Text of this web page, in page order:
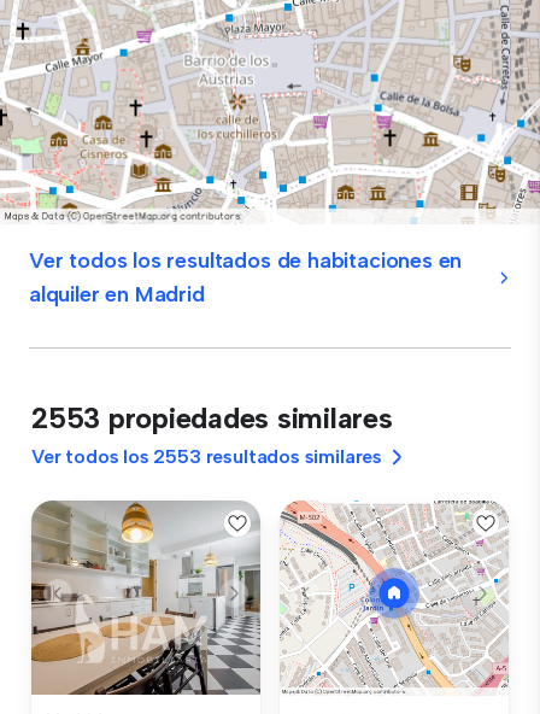
Ver todos los resultados de habitaciones en
alquiler en Madrid
2553 propiedades similares
Ver todos los 2553 resultados similares